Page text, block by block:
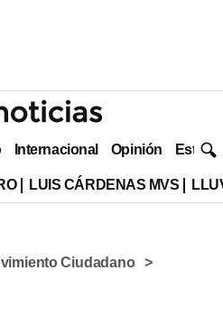
Internacional Opinión Estilo
LUIS CÁRDENAS MVS
Ciudadano